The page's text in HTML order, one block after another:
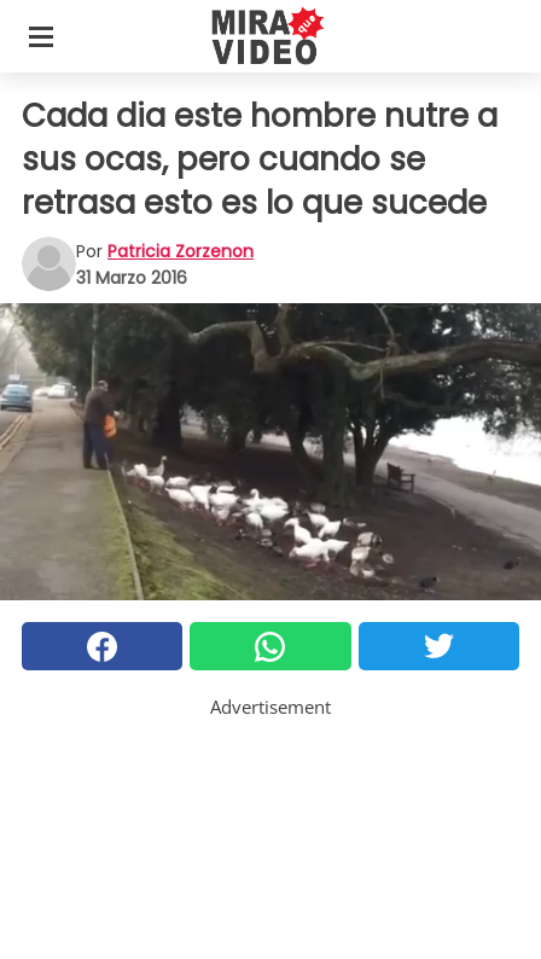
Cada dia este hombre nutre a
sus ocas, pero cuando se
retrasa esto es lo que sucede
Por Patricia Zorzenon
31 Marzo 2016
Advertisement